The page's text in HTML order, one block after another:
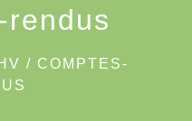
rendus
/ COMPTES-